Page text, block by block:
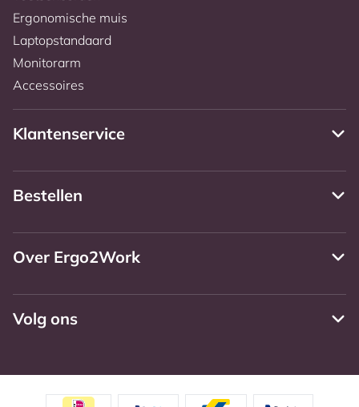
Ergonomische muis
Laptopstandaard
Monitorarm
Accessoires
Klantenservice
Bestellen
Over Ergo2Work
Volg ons